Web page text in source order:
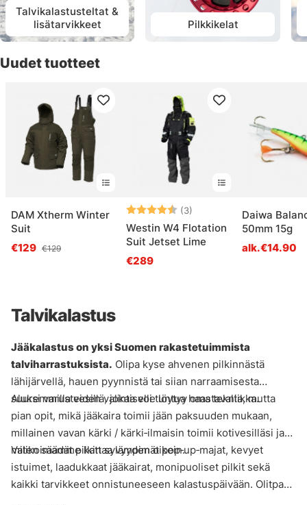
Talvikalastusteltat &
lisätarvikkeet
Pilkkikelat
Uudet tuotteet
DAM Xtherm Winter
Suit
€129 €129
Arvio: (3)
4.7 5:sta tähdestä
Westin W4 Flotation
Suit Jetset Lime
€289
Daiwa
50mm 15g
alk.€14.90
Talvikalastus
Jääkalastus on yksi Suomen rakastetuimmista
talviharrastuksista. Olipa kyse ahvenen pilkinnästä
lähijärvellä, hauen pyynnistä tai siian narraamisesta
suuremmilla vesillä, jokaiselle löytyy oma tekniikka.
Aluksi varusteiden valinta voi tuntua haastavalta, mutta
pian opit, mikä jääkaira toimii jään paksuuden mukaan,
millainen vavan kärki / kärki‑ilmaisin toimii kotivesilläsi ja
miten säädät pilkin syvyyden oikein.
Valikoimamme kattaa lämpimät pop‑up‑majat, kevyet
istuimet, laadukkaat jääkairat, monipuoliset pilkit sekä
kaikki tarvikkeet onnistuneeseen kalastuspäivään. Olitpa